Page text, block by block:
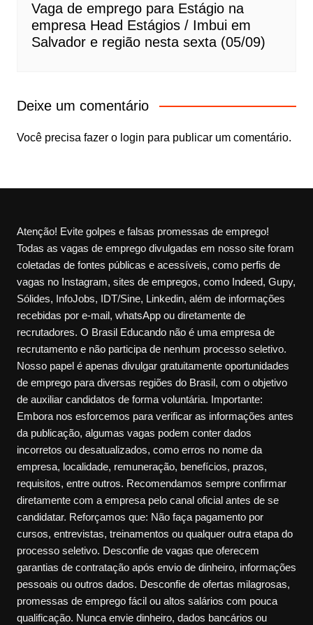
Vaga de emprego para Estágio na
empresa Head Estágios / Imbui em
Salvador e região nesta sexta (05/09)
Deixe um comentário
Você precisa fazer o login para publicar um comentário.
Atenção! Evite golpes e falsas promessas de emprego!
Todas as vagas de emprego divulgadas em nosso site foram
coletadas de fontes públicas e acessíveis, como perfis de
vagas no Instagram, sites de empregos, como Indeed, Gupy,
Sólides, InfoJobs, IDT/Sine, Linkedin, além de informações
recebidas por e-mail, whatsApp ou diretamente de
recrutadores. O Brasil Educando não é uma empresa de
recrutamento e não participa de nenhum processo seletivo.
Nosso papel é apenas divulgar gratuitamente oportunidades
de emprego para diversas regiões do Brasil, com o objetivo
de auxiliar candidatos de forma voluntária. Importante:
Embora nos esforcemos para verificar as informações antes
da publicação, algumas vagas podem conter dados
incorretos ou desatualizados, como erros no nome da
empresa, localidade, remuneração, benefícios, prazos,
requisitos, entre outros. Recomendamos sempre confirmar
diretamente com a empresa pelo canal oficial antes de se
candidatar. Reforçamos que: Não faça pagamento por
cursos, entrevistas, treinamentos ou qualquer outra etapa do
processo seletivo. Desconfie de vagas que oferecem
garantias de contratação após envio de dinheiro, informações
pessoais ou outros dados. Desconfie de ofertas milagrosas,
promessas de emprego fácil ou altos salários com pouca
qualificação. Nunca envie dinheiro, dados bancários ou